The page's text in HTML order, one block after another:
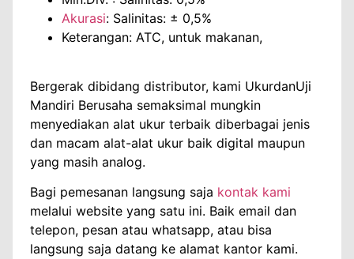
Akurasi: Salinitas: ± 0,5%
Keterangan: ATC, untuk makanan,
Bergerak dibidang distributor, kami UkurdanUji
Mandiri Berusaha semaksimal mungkin
menyediakan alat ukur terbaik diberbagai jenis
dan macam alat-alat ukur baik digital maupun
yang masih analog.
Bagi pemesanan langsung saja kontak kami
melalui website yang satu ini. Baik email dan
telepon, pesan atau whatsapp, atau bisa
langsung saja datang ke alamat kantor kami.